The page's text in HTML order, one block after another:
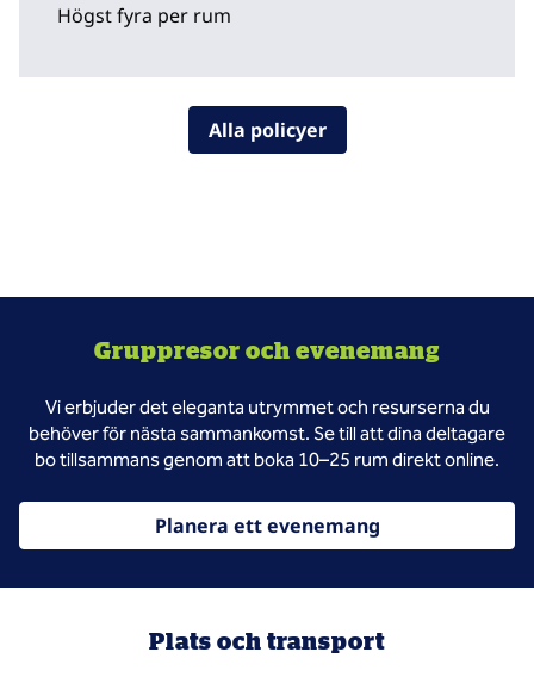
Högst fyra per rum
Alla policyer
Gruppresor och evenemang
Vi erbjuder det eleganta utrymmet och resurserna du
behöver för nästa sammankomst. Se till att dina deltagare
bo tillsammans genom att boka 10–25 rum direkt online.
Planera ett evenemang
Plats och transport